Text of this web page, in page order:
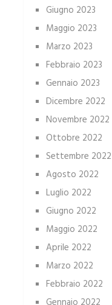
Giugno 2023
Maggio 2023
Marzo 2023
Febbraio 2023
Gennaio 2023
Dicembre 2022
Novembre 2022
Ottobre 2022
Settembre 2022
Agosto 2022
Luglio 2022
Giugno 2022
Maggio 2022
Aprile 2022
Marzo 2022
Febbraio 2022